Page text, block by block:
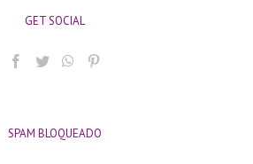
GET SOCIAL
SPAM BLOQUEADO